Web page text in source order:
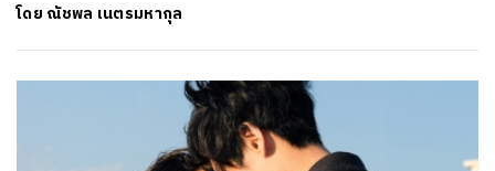
โดย ณัชพล เนตรมหากุล